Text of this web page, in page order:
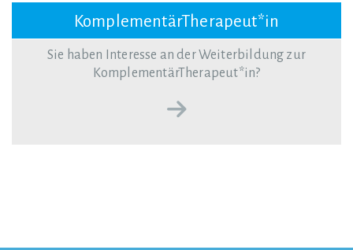
KomplementärTherapeut*in
Sie haben Interesse an der Weiterbildung zur
KomplementärTherapeut*in?